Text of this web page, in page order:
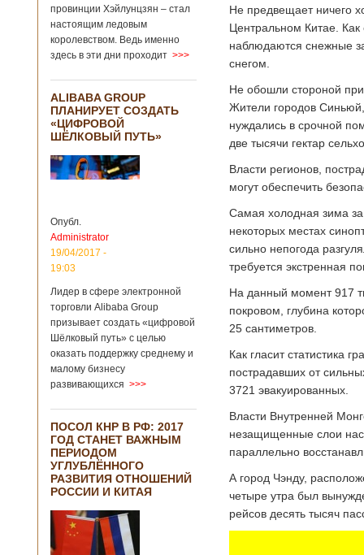
провинции Хэйлунцзян – стал
настоящим ледовым
королевством. Ведь именно
здесь в эти дни проходит >>>
ALIBABA GROUP
ПЛАНИРУЕТ СОЗДАТЬ
«ЦИФРОВОЙ
ШЁЛКОВЫЙ ПУТЬ»
Опубл.
Administrator
19/04/2017 -
19:03
Лидер в сфере электронной
торговли Alibaba Group
призывает создать «цифровой
Шёлковый путь» с целью
оказать поддержку среднему и
малому бизнесу
развивающихся >>>
ПОСОЛ КНР В РФ: 2017
ГОД СТАНЕТ ВАЖНЫМ
ПЕРИОДОМ
УГЛУБЛЁННОГО
РАЗВИТИЯ ОТНОШЕНИЙ
РОССИИ И КИТАЯ
Не предвещает ничего
Центральном Китае.
наблюдаются снежные
снегом.
Не обошли стороной
Жители городов
нуждались в срочной
две тысячи гектар
Власти регионов,
могут обеспечить
Самая холодная зима
некоторых местах
сильно непогода
требуется экстренная
На данный момент 917
покровом, глубина
25 сантиметров.
Как гласит статистика
пострадавших от
3721 эвакуированных.
Власти Внутренней
незащищенные слои
параллельно
А город Чэнду,
четыре утра был
рейсов десять тысяч